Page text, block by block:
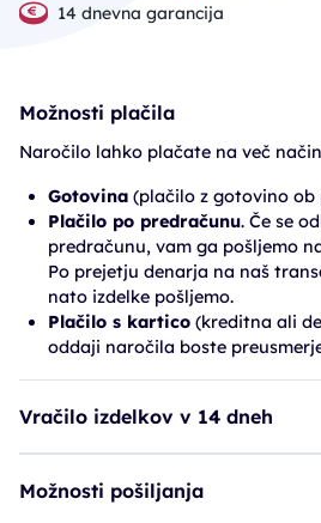
14 dnevna garancija
Možnosti plačila
Naročilo lahko plačate na več
Gotovina (plačilo z gotovino ob
Plačilo po predračunu. Če se
predračunu, vam ga pošljemo
Po prejetju denarja na naš
nato izdelke pošljemo.
Plačilo s kartico (kreditna ali
oddaji naročila boste
Vračilo izdelkov v 14 dneh
Možnosti pošiljanja